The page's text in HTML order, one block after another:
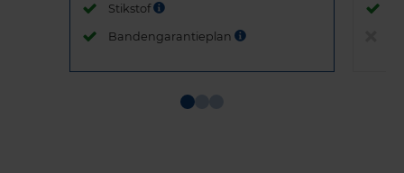
Stikstof
Bandengarantieplan